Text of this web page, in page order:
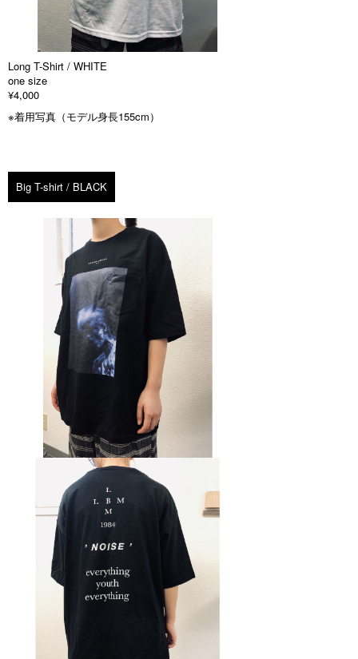
Long T-Shirt / WHITE
one size
¥4,000
※着用写真（モデル身長155cm）
Big T-shirt / BLACK